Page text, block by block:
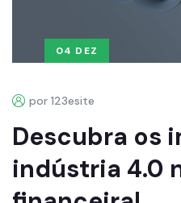
04 DEZ
por 123esite
Descubra os
indústria 4.0